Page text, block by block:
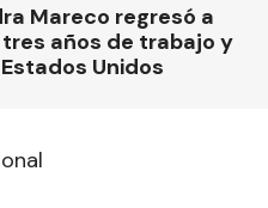
Mareco regresó a
años de trabajo y
Unidos